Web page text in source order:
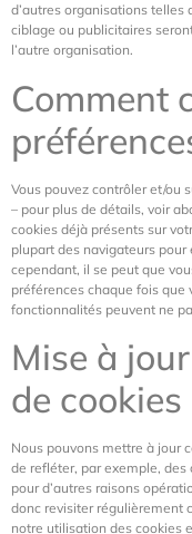
d’autres organisations telles
ciblage ou publicitaires
l’autre organisation.
Comment
Vous pouvez contrôler et/ou
– pour plus de détails, voir
cookies déjà présents sur
plupart des navigateurs
cependant, il se peut que
préférences chaque fois que
fonctionnalités peuvent ne
Mise à
de cookies
Nous pouvons mettre à jour
de refléter, par exemple,
pour d’autres raisons
donc revisiter régulièrement
notre utilisation des cookies